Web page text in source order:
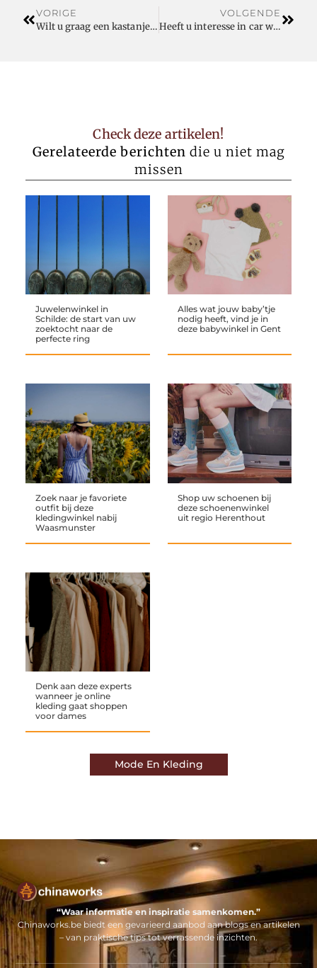
VORIGE
Wilt u graag een kastanje afsluiting kopen?
VOLGENDE
Heeft u interesse in car wrapping in Herentals?
Check deze artikelen!
Gerelateerde berichten die u niet mag
missen
Juwelenwinkel in
Schilde: de start van uw
zoektocht naar de
perfecte ring
Alles wat jouw baby’tje
nodig heeft, vind je in
deze babywinkel in Gent
Zoek naar je favoriete
outfit bij deze
kledingwinkel nabij
Waasmunster
Shop uw schoenen bij
deze schoenenwinkel
uit regio Herenthout
Denk aan deze experts
wanneer je online
kleding gaat shoppen
voor dames
Mode En Kleding
“Waar informatie en inspiratie samenkomen.”
Chinaworks.be biedt een gevarieerd aanbod aan blogs en artikelen
– van praktische tips tot verrassende inzichten.